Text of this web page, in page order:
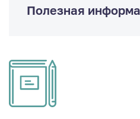
Полезная